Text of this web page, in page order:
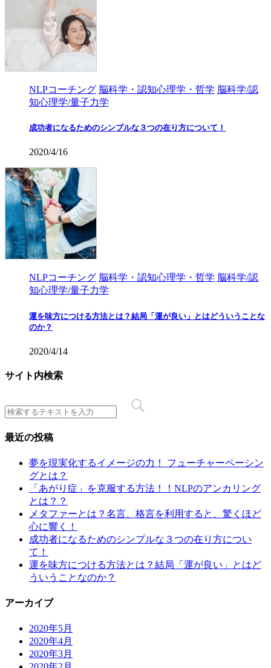
NLPコーチング 脳科学・認知心理学・哲学 脳科学/認
知心理学/量子力学
成功者になるためのシンプルな３つの在り方について！
2020/4/16
NLPコーチング 脳科学・認知心理学・哲学 脳科学/認
知心理学/量子力学
運を味方につける方法とは？結局「運が良い」とはどういうことな
のか？
2020/4/14
サイト内検索
最近の投稿
夢を現実化するイメージの力！ フューチャーペーシン
グとは？
「あがり症」を克服する方法！！NLPのアンカリング
とは？？
メタファーとは？名言、格言を利用すると、驚くほど
心に響く！
成功者になるためのシンプルな３つの在り方につい
て！
運を味方につける方法とは？結局「運が良い」とはど
ういうことなのか？
アーカイブ
2020年5月
2020年4月
2020年3月